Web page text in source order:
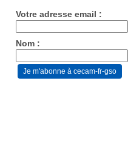
Votre adresse email :
Nom :